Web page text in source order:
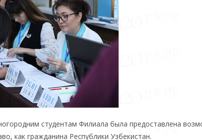
студентам Филиала была предоставлена
как гражданина Республики Узбекистан.